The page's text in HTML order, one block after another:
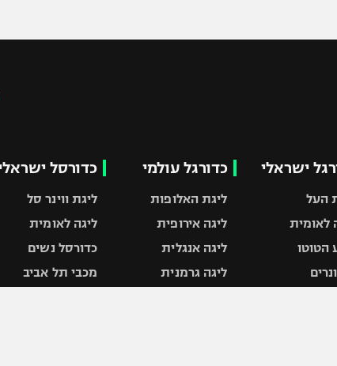
ישראלי
העל
לאומית
הטוטו
כדורגל עולמי
ליגת האלופות
ליגה אירופית
ליגה אנגלית
ליגה גרמנית
כדורסל
ליגת ווינר סל
ליגה לאומית
כדורסל נשים
מכבי תל אביב